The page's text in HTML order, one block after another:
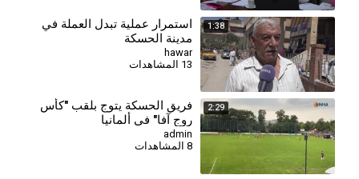
1:38
استمرار عملية تبدل العملة في
مدينة الحسكة
hawar
13 المشاهدات
2:29
فريق الحسكة يتوج بلقب "كأس
روج آفا" في ألمانيا
admin